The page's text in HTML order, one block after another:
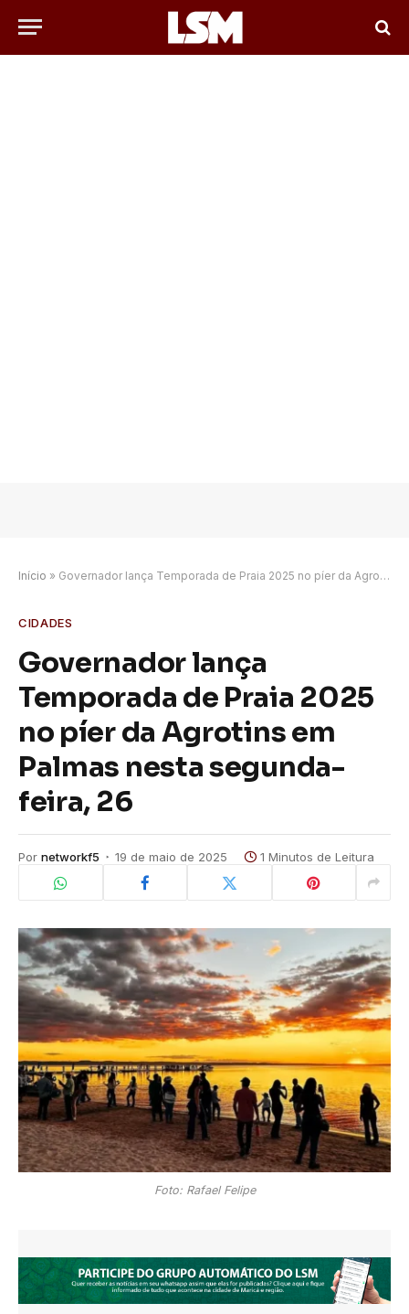
Início » Governador lança Temporada de Praia 2025 no píer da Agrotins em Palmas nesta segunda-feira, 26
CIDADES
Governador lança
Temporada de Praia 2025
no píer da Agrotins em
Palmas nesta segunda-
feira, 26
Por networkf5 19 de maio de 2025 1 Minutos de Leitura
Foto: Rafael Felipe